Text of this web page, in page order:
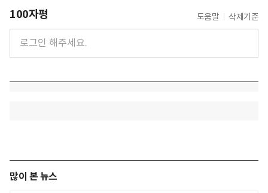
100자평 도움말 삭제기준
많이 본 뉴스